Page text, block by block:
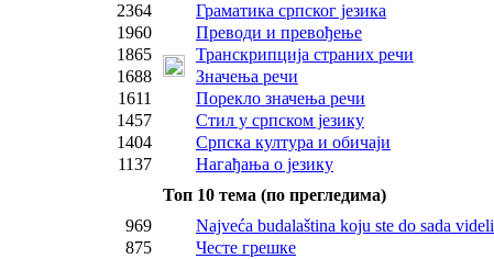
2364
1960
1865
1688
1611
1457
1404
1137
Граматика српског језика
Преводи и превођење
Транскрипција страних речи
Значења речи
Порекло значења речи
Стил у српском језику
Српска култура и обичаји
Нагађања о језику
Топ 10 тема (по прегледима)
969
875
Najveća budalaština koju ste do sada videli
Честе грешке